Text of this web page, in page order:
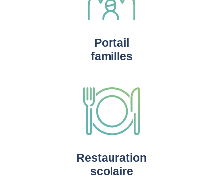
Portail
familles
Restauration
scolaire